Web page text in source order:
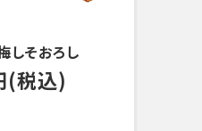
しそおろし
(税込)